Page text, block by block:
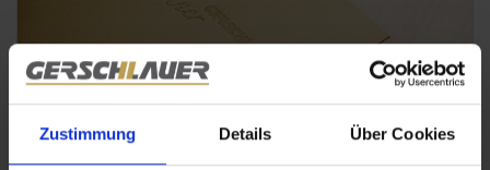
Zustimmung Details Über Cookies